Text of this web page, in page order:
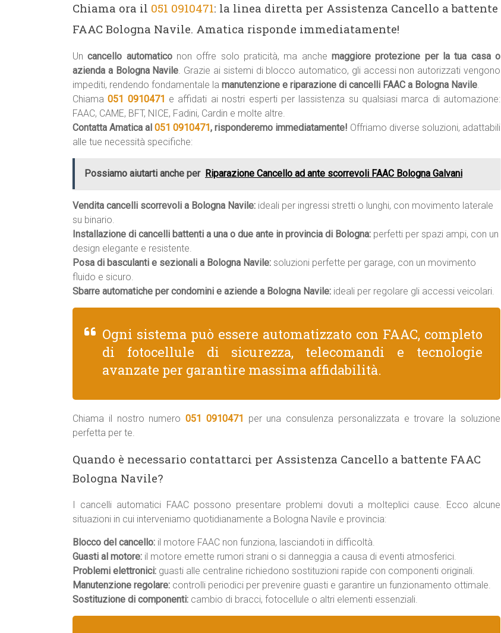
Chiama ora il 051 0910471: la linea diretta per Assistenza Cancello a battente
FAAC Bologna Navile. Amatica risponde immediatamente!
Uncancello automaticonon offre solo praticità, ma anchemaggiore protezione per la tua casa o
azienda a Bologna Navile. Grazie ai sistemi di blocco automatico, gli accessi non autorizzati vengono
impediti, rendendo fondamentale la manutenzione e riparazione di cancelli FAAC a Bologna Navile.
Chiama051 0910471 e affidati ai nostri esperti per lassistenza su qualsiasi marca di automazione:
FAAC, CAME, BFT, NICE, Fadini, Cardin e molte altre.
Contatta Amatica al 051 0910471, risponderemo immediatamente! Offriamo diverse soluzioni, adattabili
alle tue necessità specifiche:
Possiamo aiutarti anche per Riparazione Cancello ad ante scorrevoli FAAC Bologna Galvani
Vendita cancelli scorrevoli a Bologna Navile: ideali per ingressi stretti o lunghi, con movimento laterale
su binario.
Installazione di cancelli battenti a una o due ante in provincia di Bologna: perfetti per spazi ampi, con un
design elegante e resistente.
Posa di basculanti e sezionali a Bologna Navile: soluzioni perfette per garage, con un movimento
fluido e sicuro.
Sbarre automatiche per condomini e aziende a Bologna Navile: ideali per regolare gli accessi veicolari.
Ogni sistema può essere automatizzato con FAAC, completo
di fotocellule di sicurezza, telecomandi e tecnologie
avanzate per garantire massima affidabilità.
Chiama il nostro numero051 0910471 per una consulenza personalizzata e trovare la soluzione
perfetta per te.
Quando è necessario contattarci per Assistenza Cancello a battente FAAC
Bologna Navile?
I cancelli automatici FAAC possono presentare problemi dovuti a molteplici cause. Ecco alcune
situazioni in cui interveniamo quotidianamente a Bologna Navile e provincia:
Blocco del cancello: il motore FAAC non funziona, lasciandoti in difficoltà.
Guasti al motore: il motore emette rumori strani o si danneggia a causa di eventi atmosferici.
Problemi elettronici: guasti alle centraline richiedono sostituzioni rapide con componenti originali.
Manutenzione regolare: controlli periodici per prevenire guasti e garantire un funzionamento ottimale.
Sostituzione di componenti: cambio di bracci, fotocellule o altri elementi essenziali.